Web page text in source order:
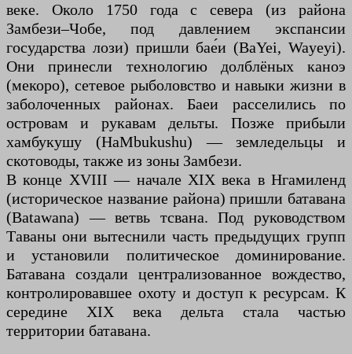
веке. Около 1750 года с севера (из района
Замбези–Чобе, под давлением экспансии
государства лози) пришли бае́и (BaYei, Wayeyi).
Они принесли технологию долблёных каноэ
(мекоро), сетевое рыболовство и навыки жизни в
заболоченных районах. Баеи расселились по
островам и рукавам дельты. Позже прибыли
хамбукушу (HaMbukushu) — земледельцы и
скотоводы, также из зоны Замбези.
В конце XVIII — начале XIX века в Нгамиленд
(историческое название района) пришли батавана
(Batawana) — ветвь тсвана. Под руководством
Таваны они вытеснили часть предыдущих групп
и установили политическое доминирование.
Батавана создали централизованное вождество,
контролировавшее охоту и доступ к ресурсам. К
середине XIX века дельта стала частью
территории батавана.